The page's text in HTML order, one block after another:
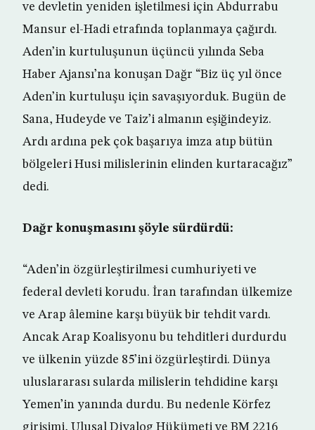
ve devletin yeniden işletilmesi için Abdurrabu
Mansur el-Hadi etrafında toplanmaya çağırdı.
Aden’in kurtuluşunun üçüncü yılında Seba
Haber Ajansı’na konuşan Dağr “Biz üç yıl önce
Aden’in kurtuluşu için savaşıyorduk. Bugün de
Sana, Hudeyde ve Taiz’i almanın eşiğindeyiz.
Ardı ardına pek çok başarıya imza atıp bütün
bölgeleri Husi milislerinin elinden kurtaracağız”
dedi.
Dağr konuşmasını şöyle sürdürdü:
“Aden’in özgürleştirilmesi cumhuriyeti ve
federal devleti korudu. İran tarafından ülkemize
ve Arap âlemine karşı büyük bir tehdit vardı.
Ancak Arap Koalisyonu bu tehditleri durdurdu
ve ülkenin yüzde 85’ini özgürleştirdi. Dünya
uluslararası sularda milislerin tehdidine karşı
Yemen’in yanında durdu. Bu nedenle Körfez